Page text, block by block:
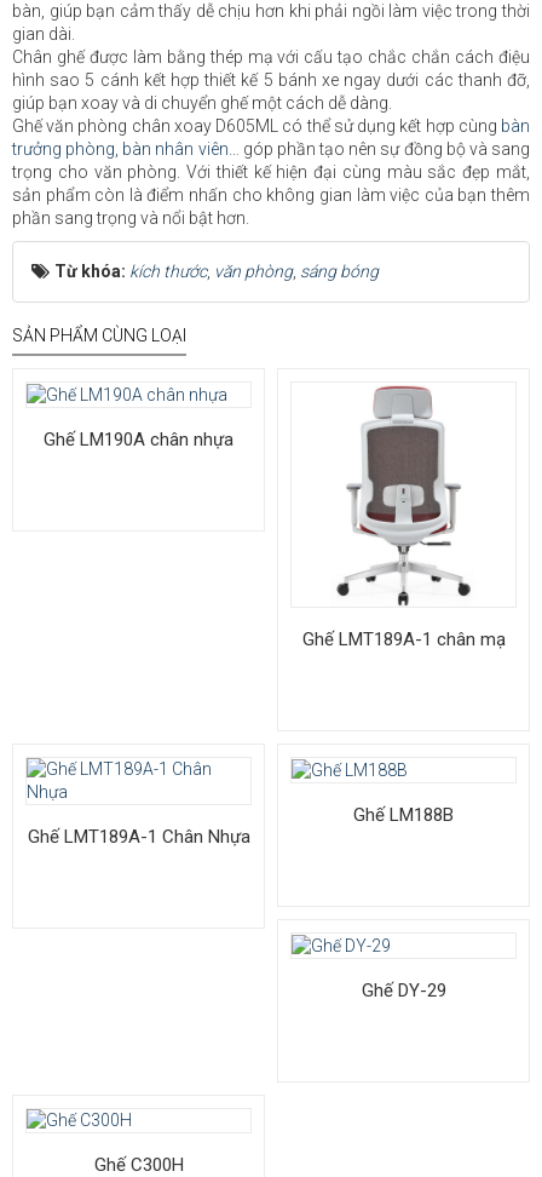
bàn, giúp bạn cảm thấy dễ chịu hơn khi phải ngồi làm việc trong thời
gian dài.
Chân ghế được làm bằng thép mạ với cấu tạo chắc chắn cách điệu
hình sao 5 cánh kết hợp thiết kế 5 bánh xe ngay dưới các thanh đỡ,
giúp bạn xoay và di chuyển ghế một cách dễ dàng.
Ghế văn phòng chân xoay D605ML có thể sử dụng kết hợp cùng bàn
trưởng phòng, bàn nhân viên … góp phần tạo nên sự đồng bộ và sang
trọng cho văn phòng.​ Với thiết kế hiện đại cùng màu sắc đẹp mắt,
sản phẩm còn là điểm nhấn cho không gian làm việc của bạn thêm
phần sang trọng và nổi bật hơn.
Từ khóa: kích thước, văn phòng, sáng bóng
SẢN PHẨM CÙNG LOẠI
Ghế LM190A chân nhựa
Ghế LMT189A-1 chân mạ
Ghế LMT189A-1 Chân Nhựa
Ghế LM188B
Ghế DY-29
Ghế C300H